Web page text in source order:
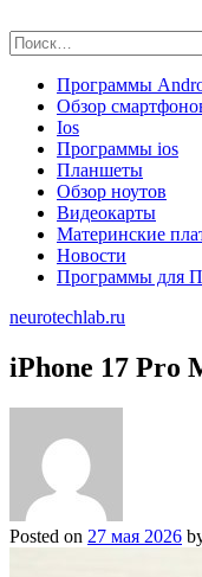
to
content
Найти:
Программы
Обзор
Ios
Программы ios
Планшеты
Обзор ноутов
Видеокарты
Материнские
Новости
Программы для
neurotechlab.ru
iPhone 17 Pro
Posted on 27 мая 2026